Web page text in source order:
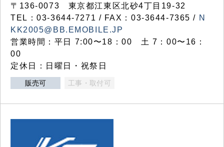
〒136-0073 東京都江東区北砂4丁目19-32
TEL：03‐3644‐7271 / FAX：03-3644-7365 / N
KK2005@BB.EMOBILE.JP
営業時間：平日 7:00〜18：00 土 7：00〜16：
00
定休日：日曜日・祝祭日
販売可 工事・取付可